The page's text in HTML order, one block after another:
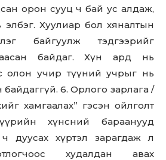
орон сууц ч бай ус алдаж,
элбэг. Хуулиар бол хяналтын
байгуулж тэдгээрийг
байдаг. Хүн ард нь
олон учир түүний учрыг нь
6. Орлого зарлага /
хамгаалах” гэсэн ойлголт
хүнсний бараанууд
дуусах хүртэл зарагдаж л
худалдан авах